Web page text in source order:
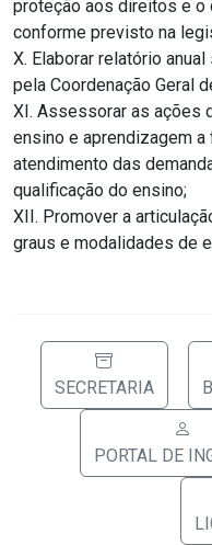
proteção aos direitos e
conforme previsto na
X. Elaborar relatório
pela Coordenação Geral
XI. Assessorar as ações
ensino e aprendizagem
atendimento das
qualificação do ensino;
XII. Promover a
graus e modalidades de
SECRETARIA
PORTAL DE